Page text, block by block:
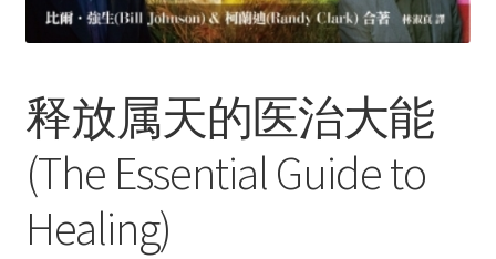
释放属天的医治大能
(The Essential Guide to
Healing)